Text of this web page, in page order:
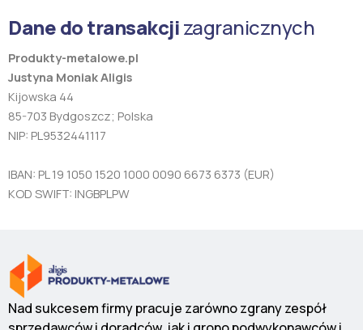
Dane do transakcjizagranicznych
Produkty-metalowe.pl
Justyna Moniak Aligis
Kijowska 44
85-703 Bydgoszcz; Polska
NIP: PL9532441117
IBAN: PL 19 1050 1520 1000 0090 6673 6373 (EUR)
KOD SWIFT: INGBPLPW
Nad sukcesem firmy pracuje zarówno zgrany zespół